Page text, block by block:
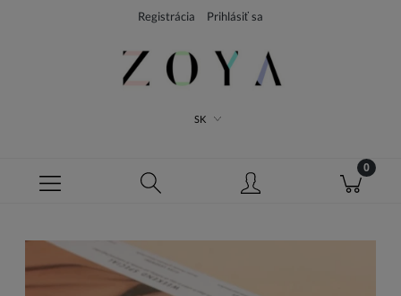
Registrácia Prihlásiť sa
SK